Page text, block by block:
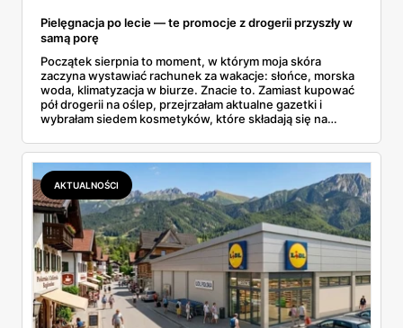
Pielęgnacja po lecie — te promocje z drogerii przyszły w
samą porę
Początek sierpnia to moment, w którym moja skóra
zaczyna wystawiać rachunek za wakacje: słońce, morska
woda, klimatyzacja w biurze. Znacie to. Zamiast kupować
pół drogerii na oślep, przejrzałam aktualne gazetki i
wybrałam siedem kosmetyków, które składają się na
dermokosmetyki Vichy. Wszystkie ceny sprawdziłam w
ofertach, terminy też.
AKTUALNOŚCI